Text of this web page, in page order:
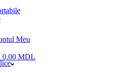
Meu
0.00 MDL